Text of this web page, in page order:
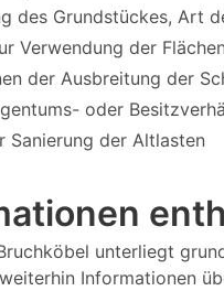
des Grundstückes, Art
Verwendung der
der Ausbreitung der
oder
Sanierung der Altlasten
unterliegt
Informationen